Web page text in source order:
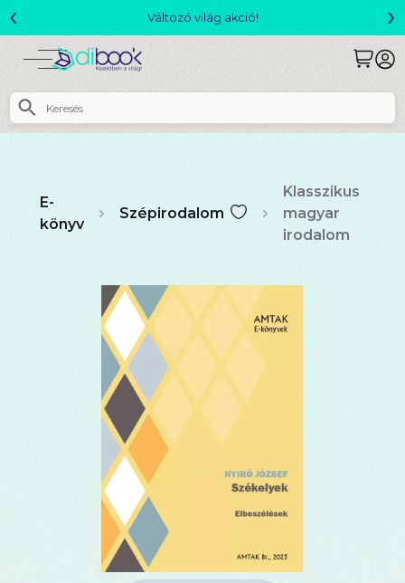
Csomagajánlatok- Akár 25% kedvezménnyel!
‹ ›
E-
könyv
Szépirodalom
Klasszikus
magyar
irodalom